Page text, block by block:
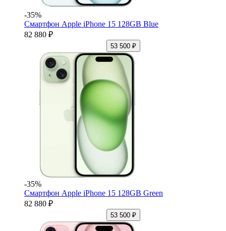
-35%
Смартфон Apple iPhone 15 128GB Blue
82 880 ₽
53 500 ₽
-35%
Смартфон Apple iPhone 15 128GB Green
82 880 ₽
53 500 ₽